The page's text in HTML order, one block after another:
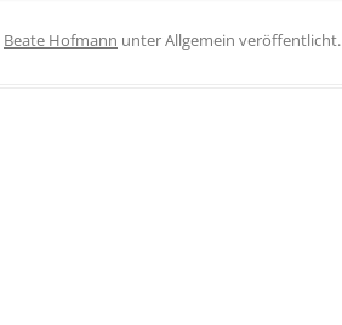
Beate Hofmann unter Allgemein veröffentlicht.